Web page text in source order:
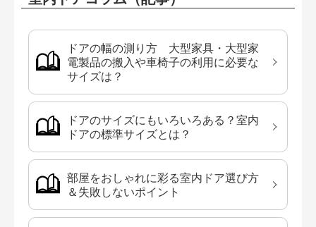
ドアの幅の測り方 大型家具・大型家
電製品の搬入や車椅子の利用に必要な
サイズは？
ドアのサイズにもいろいろある？室内
ドアの標準サイズとは？
部屋をおしゃれに彩る室内ドア選び方
＆失敗しないポイント